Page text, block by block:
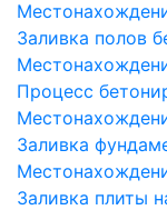
Заливка полов
Процесс
Заливка
Заливка плиты